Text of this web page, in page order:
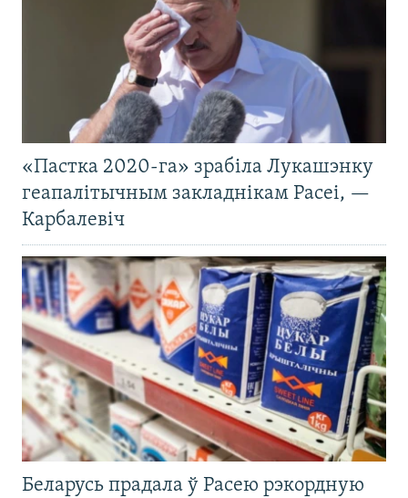
«Пастка 2020-га» зрабіла Лукашэнку
геапалітычным закладнікам Расеі, —
Карбалевіч
Беларусь прадала ў Расею рэкордную